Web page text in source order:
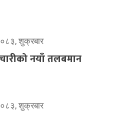
शुक्रबार
नयाँ तलबमान
शुक्रबार